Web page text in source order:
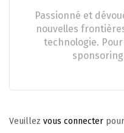
Passionné et
nouvelles
technologie.
Veuillez vous connecter